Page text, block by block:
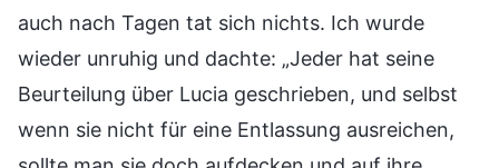
auch nach Tagen tat sich nichts. Ich wurde
wieder unruhig und dachte: „Jeder hat seine
Beurteilung über Lucia geschrieben, und selbst
wenn sie nicht für eine Entlassung ausreichen,